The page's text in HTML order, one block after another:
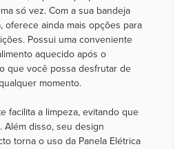
só vez. Com a sua bandeja
oferece ainda mais opções para
Possui uma conveniente
aquecido após o
que você possa desfrutar de
momento.
facilita a limpeza, evitando que
Além disso, seu design
torna o uso da Panela Elétrica